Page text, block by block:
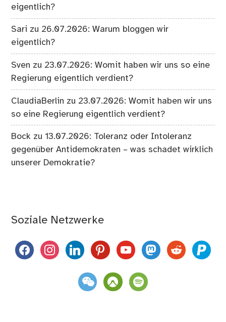
eigentlich?
Sari zu 26.07.2026: Warum bloggen wir
eigentlich?
Sven zu 23.07.2026: Womit haben wir uns so eine
Regierung eigentlich verdient?
ClaudiaBerlin zu 23.07.2026: Womit haben wir uns
so eine Regierung eigentlich verdient?
Bock zu13.07.2026: Toleranz oder Intoleranz
gegenüber Antidemokraten – was schadet wirklich
unserer Demokratie?
Soziale Netzwerke
facebookinstagramlinkedinpinterestyoutubemastodon
reddit paypal
weixin komootspotify